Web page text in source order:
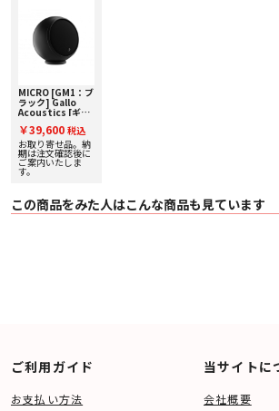
MICRO [GM1：ブ
ラック] Gallo
Acoustics [ギャ
クス] 単品スピー
カー
￥39,600 税込
お取り寄せ品。納
期は注文確認後に
ご案内いたしま
す。
この商品をみた人はこんな商品も見ています
ご利用ガイド
お支払い方法
当サイトに
会社概要